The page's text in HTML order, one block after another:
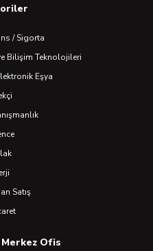
/ Sigorta
Bilişim Teknolojileri
Eşya
Satış
Ofis